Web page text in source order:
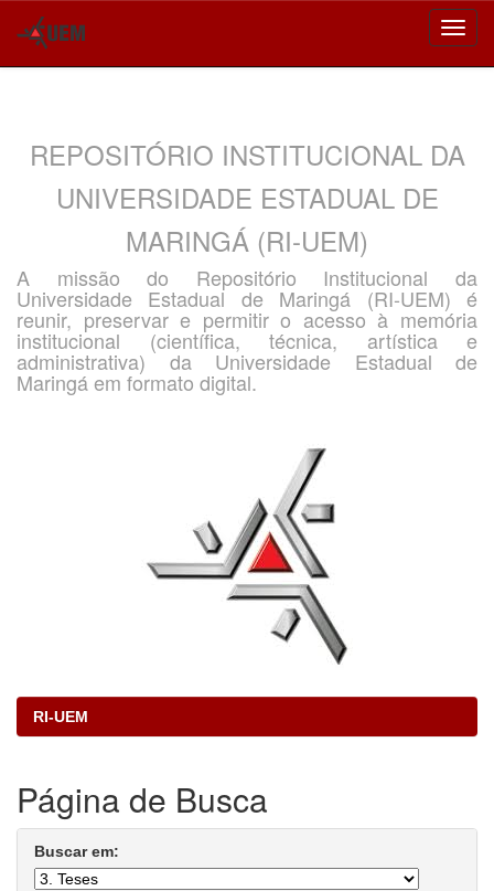
REPOSITÓRIO INSTITUCIONAL DA
UNIVERSIDADE ESTADUAL DE
MARINGÁ (RI-UEM)
A missão do Repositório Institucional da
Universidade Estadual de Maringá (RI-UEM) é
reunir, preservar e permitir o acesso à memória
institucional (científica, técnica, artística e
administrativa) da Universidade Estadual de
Maringá em formato digital.
RI-UEM
Página de Busca
Buscar em: